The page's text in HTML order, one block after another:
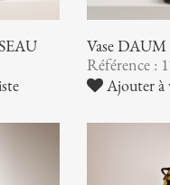
Vase
Référence :
Ajouter à